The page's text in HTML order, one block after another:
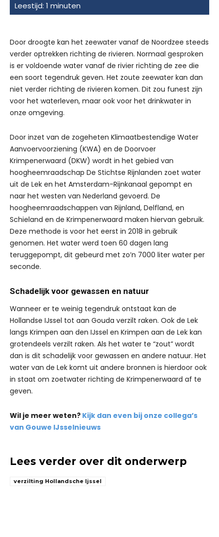
Door droogte kan het zeewater vanaf de Noordzee steeds
verder optrekken richting de rivieren. Normaal gesproken
is er voldoende water vanaf de rivier richting de zee die
een soort tegendruk geven. Het zoute zeewater kan dan
niet verder richting de rivieren komen. Dit zou funest zijn
voor het waterleven, maar ook voor het drinkwater in
onze omgeving.
Door inzet van de zogeheten Klimaatbestendige Water
Aanvoervoorziening (KWA) en de Doorvoer
Krimpenerwaard (DKW) wordt in het gebied van
hoogheemraadschap De Stichtse Rijnlanden zoet water
uit de Lek en het Amsterdam-Rijnkanaal gepompt en
naar het westen van Nederland gevoerd. De
hoogheemraadschappen van Rijnland, Delfland, en
Schieland en de Krimpenerwaard maken hiervan gebruik.
Deze methode is voor het eerst in 2018 in gebruik
genomen. Het water werd toen 60 dagen lang
teruggepompt, dit gebeurd met zo’n 7000 liter water per
seconde.
Schadelijk voor gewassen en natuur
Wanneer er te weinig tegendruk ontstaat kan de
Hollandse IJssel tot aan Gouda verzilt raken. Ook de Lek
langs Krimpen aan den IJssel en Krimpen aan de Lek kan
grotendeels verzilt raken. Als het water te “zout” wordt
dan is dit schadelijk voor gewassen en andere natuur. Het
water van de Lek komt uit andere bronnen is hierdoor ook
in staat om zoetwater richting de Krimpenerwaard af te
geven.
Wil je meer weten? Kijk dan even bij onze collega’s
van Gouwe IJsselnieuws
Lees verder over dit onderwerp
verzilting Hollandsche Ijssel